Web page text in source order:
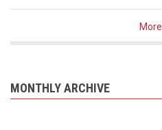
More
MONTHLY ARCHIVE